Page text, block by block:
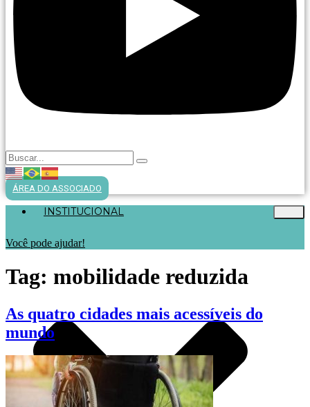
ÁREA DO ASSOCIADO
INSTITUCIONAL
Você pode ajudar!
Tag: mobilidade reduzida
As quatro cidades mais acessíveis do
mundo